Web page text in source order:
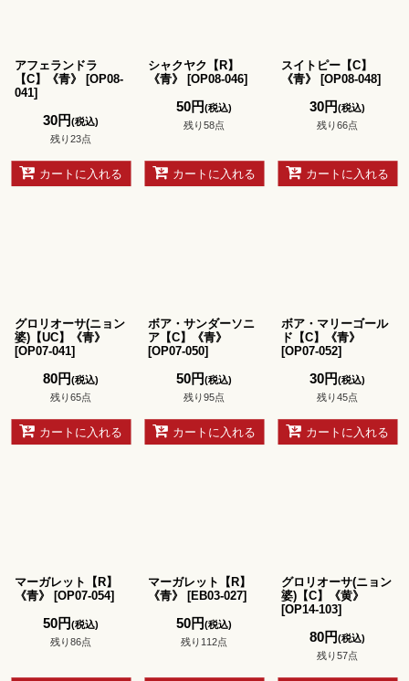
アフェランドラ
【C】《青》
[OP08-
041]
30円(税込)
残り23点
カートに入れる
シャクヤク【R】
《青》
[OP08-046]
50円(税込)
残り58点
カートに入れる
スイトピー【C】
《青》
[OP08-048]
30円(税込)
残り66点
カートに入れる
グロリオーサ(ニョン
婆)【UC】《青》
[OP07-041]
80円(税込)
残り65点
カートに入れる
ボア・サンダーソニ
ア【C】《青》
[OP07-050]
50円(税込)
残り95点
カートに入れる
ボア・マリーゴール
ド【C】《青》
[OP07-052]
30円(税込)
残り45点
カートに入れる
マーガレット【R】
《青》
[OP07-054]
50円(税込)
残り86点
マーガレット【R】
《青》
[EB03-027]
50円(税込)
残り112点
グロリオーサ(ニョン
婆)【C】《黄》
[OP14-103]
80円(税込)
残り57点